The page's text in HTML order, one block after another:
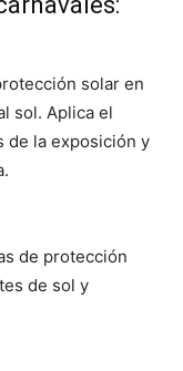
solar en
sol. Aplica el
de la exposición y
de protección
de sol y